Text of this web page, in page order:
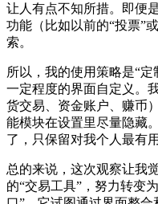
让人有点不知所措。即便
功能（比如以前的“投票”
索。
所以，我的使用策略是“
一定程度的界面自定义。
货交易、资金账户、赚币
能模块在设置里尽量隐藏
了，只保留对我个人最有
总的来说，这次观察让我
的“交易工具”，努力转变